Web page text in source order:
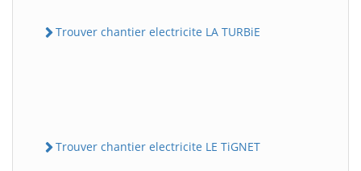
Trouver chantier electricite LA TURBiE
Trouver chantier electricite LE TiGNET